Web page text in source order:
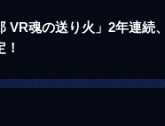
VR魂の送り火」2年連続